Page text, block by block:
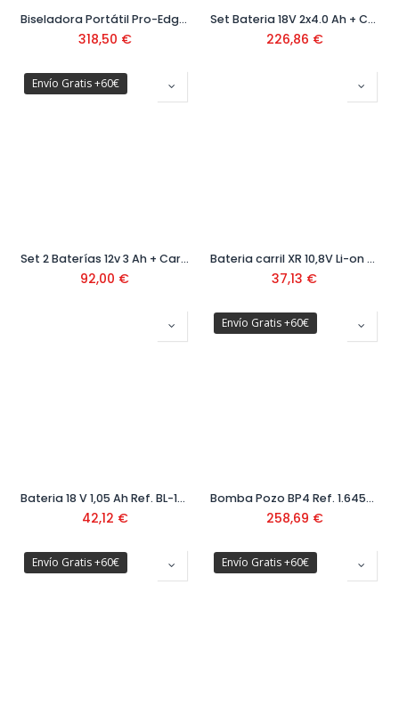
Biseladora Portátil Pro-Edger Ref. 16956
318,50 €
Set Bateria 18V 2x4.0 Ah + Cargador GAL Ref: 1600A019S0
226,86 €
Envío Gratis +60€
Set 2 Baterías 12v 3 Ah + Cargador GAL 1600A019RD
92,00 €
Bateria carril XR 10,8V Li-on 2,0Ah Ref. DCB127-XJ
37,13 €
Bateria 18 V 1,05 Ah Ref. BL-1518-XJ
42,12 €
Envío Gratis +60€
Bomba Pozo BP4 Ref. 1.645-421.0
258,69 €
Envío Gratis +60€ Envío Gratis +60€